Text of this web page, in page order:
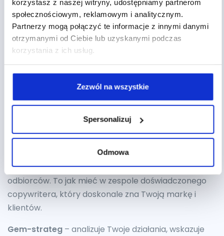
korzystasz z naszej witryny, udostępniamy partnerom
społecznościowym, reklamowym i analitycznym.
Partnerzy mogą połączyć te informacje z innymi danymi
otrzymanymi od Ciebie lub uzyskanymi podczas
korzystania z ich usług.
Zezwól na wszystkie
Spersonalizuj
Odmowa
Wyobraź sobie, że masz asystenta, który jest
specjalistą w wybranej przez Ciebie dziedzinie. Brzmi
dobrze? A co, jeśli możesz mieć ich kilku?
Gem-analityk– błyskawicznie przetwarza gigabajty
informacje o Twoich klientach. To jak mieć w zespole
wybitnego analityka, który zawsze znajdzie ukryte
wzorce i wartościowe wnioski.
Gem-copywriter– który dzięki dostarczonym przez
Ciebie wskazówkom tworzy angażujące treści i
spersonalizowane oferty, trafiające w gusta Twoich
odbiorców. To jak mieć w zespole doświadczonego
copywritera, który doskonale zna Twoją markę i
klientów.
Gem-strateg – analizuje Twoje działania, wskazuje